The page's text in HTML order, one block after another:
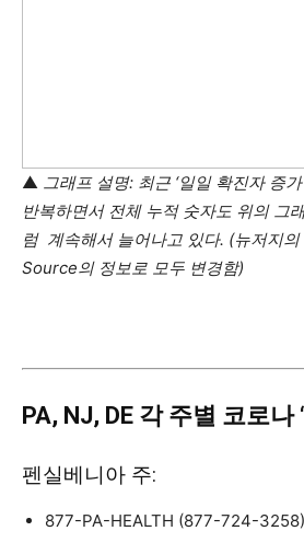
▲ 그래프 설명: 최근 ‘일일 확진자 증
반복하면서 전체 누적 숫자도 위의 그
럼 계속해서 늘어나고 있다. (뉴저지
Source의 정보로 모두 변경함)
PA, NJ, DE 각 주별 코로나
펜실베니아 주:
877-PA-HEALTH (877-724-